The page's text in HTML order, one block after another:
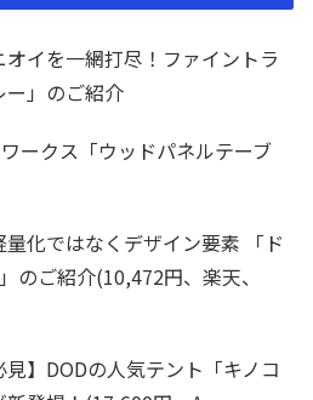
イを一網打尽！ファイントラ
ー」のご紹介
ークス「ウッドパネルテーブ
化ではなくデザイン要素 「ド
のご紹介(10,472円、楽天、
見】DODの人気テント「キノコ